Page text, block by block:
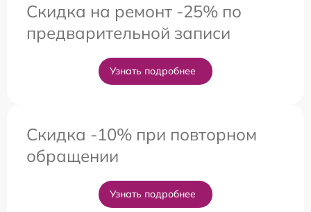
Скидка на ремонт -25% по
предварительной записи
Узнать подробнее
Скидка -10% при повторном
обращении
Узнать подробнее